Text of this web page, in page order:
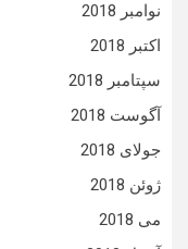
نوامبر 2018
اکتبر 2018
سپتامبر 2018
آگوست 2018
جولای 2018
ژوئن 2018
می 2018